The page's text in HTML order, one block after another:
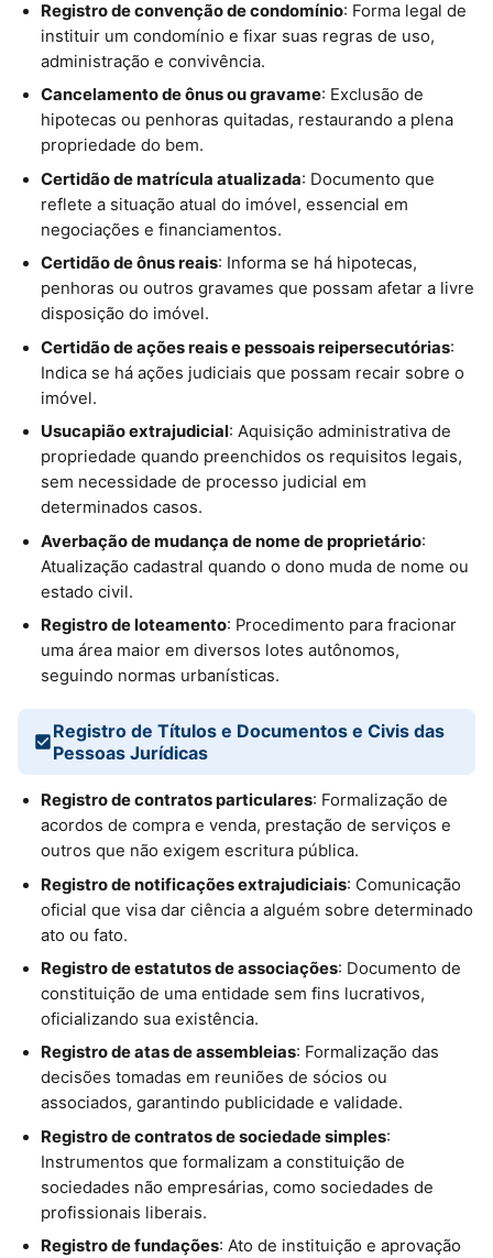
Registro de convenção de condomínio: Forma legal de
instituir um condomínio e fixar suas regras de uso,
administração e convivência.
Cancelamento de ônus ou gravame: Exclusão de
hipotecas ou penhoras quitadas, restaurando a plena
propriedade do bem.
Certidão de matrícula atualizada: Documento que
reflete a situação atual do imóvel, essencial em
negociações e financiamentos.
Certidão de ônus reais: Informa se há hipotecas,
penhoras ou outros gravames que possam afetar a livre
disposição do imóvel.
Certidão de ações reais e pessoais reipersecutórias:
Indica se há ações judiciais que possam recair sobre o
imóvel.
Usucapião extrajudicial: Aquisição administrativa de
propriedade quando preenchidos os requisitos legais,
sem necessidade de processo judicial em
determinados casos.
Averbação de mudança de nome de proprietário:
Atualização cadastral quando o dono muda de nome ou
estado civil.
Registro de loteamento: Procedimento para fracionar
uma área maior em diversos lotes autônomos,
seguindo normas urbanísticas.
Registro de Títulos e Documentos e Civis das
Pessoas Jurídicas
Registro de contratos particulares: Formalização de
acordos de compra e venda, prestação de serviços e
outros que não exigem escritura pública.
Registro de notificações extrajudiciais: Comunicação
oficial que visa dar ciência a alguém sobre determinado
ato ou fato.
Registro de estatutos de associações: Documento de
constituição de uma entidade sem fins lucrativos,
oficializando sua existência.
Registro de atas de assembleias: Formalização das
decisões tomadas em reuniões de sócios ou
associados, garantindo publicidade e validade.
Registro de contratos de sociedade simples:
Instrumentos que formalizam a constituição de
sociedades não empresárias, como sociedades de
profissionais liberais.
Registro de fundações: Ato de instituição e aprovação